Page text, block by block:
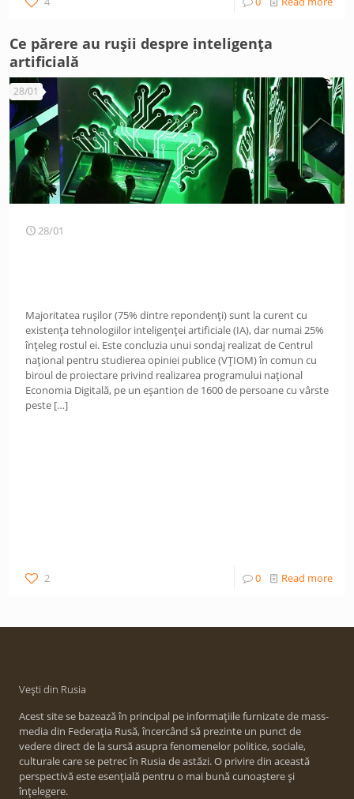
Ce părere au rușii despre inteligența
artificială
28/01
28/01
Majoritatea rușilor (75% dintre repondenți) sunt la curent cu
existența tehnologiilor inteligenței artificiale (IA), dar numai 25%
înțeleg rostul ei. Este concluzia unui sondaj realizat de Centrul
național pentru studierea opiniei publice (VȚIOM) în comun cu
biroul de proiectare privind realizarea programului național
Economia Digitală, pe un eșantion de 1600 de persoane cu vârste
peste […]
2 0 Read more
Vești din Rusia
Acest site se bazează în principal pe informațiile furnizate de mass-
media din Federația Rusă, încercând să prezinte un punct de
vedere direct de la sursă asupra fenomenelor politice, sociale,
culturale care se petrec în Rusia de astăzi. O privire din această
perspectivă este esențială pentru o mai bună cunoaștere și
înțelegere.